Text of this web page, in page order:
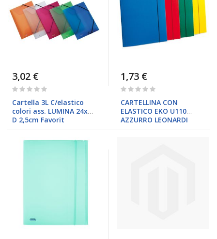
3,02 €
Rating:
Cartella 3L C/elastico
colori ass. LUMINA 24x32
D 2,5cm Favorit
1,73 €
Rating:
CARTELLINA CON
ELASTICO EKO U110
AZZURRO LEONARDI